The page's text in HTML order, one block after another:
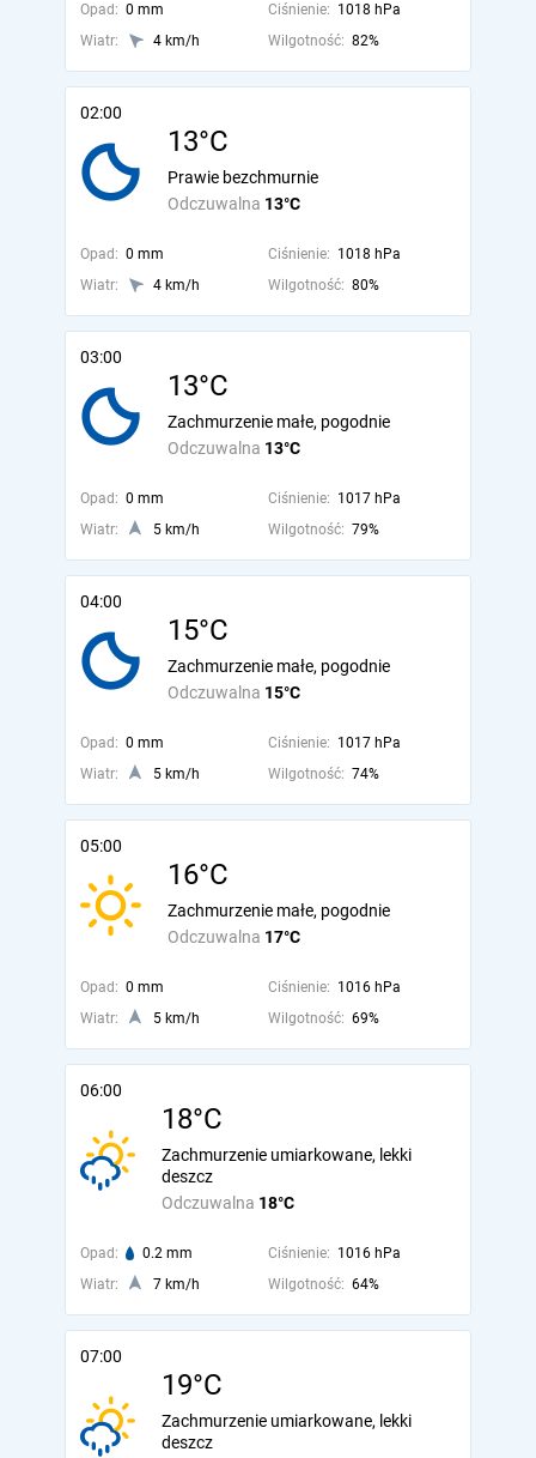
Opad: 0 mm Ciśnienie: 1018 hPa
Wiatr:
4 km/h Wilgotność: 82%
02:00
13°C
Odczuwalna 13°C
Prawie bezchmurnie
Opad: 0 mm Ciśnienie: 1018 hPa
Wiatr:
4 km/h Wilgotność: 80%
03:00
13°C
Odczuwalna 13°C
Zachmurzenie małe, pogodnie
Opad: 0 mm Ciśnienie: 1017 hPa
Wiatr:
5 km/h Wilgotność: 79%
04:00
15°C
Odczuwalna 15°C
Zachmurzenie małe, pogodnie
Opad: 0 mm Ciśnienie: 1017 hPa
Wiatr:
5 km/h Wilgotność: 74%
05:00
16°C
Odczuwalna 17°C
Zachmurzenie małe, pogodnie
Opad: 0 mm Ciśnienie: 1016 hPa
Wiatr:
5 km/h Wilgotność: 69%
06:00
18°C
Odczuwalna 18°C
Zachmurzenie umiarkowane, lekki
deszcz
Opad: 0.2 mm Ciśnienie: 1016 hPa
Wiatr:
7 km/h Wilgotność: 64%
07:00
19°C
Zachmurzenie umiarkowane, lekki
deszcz